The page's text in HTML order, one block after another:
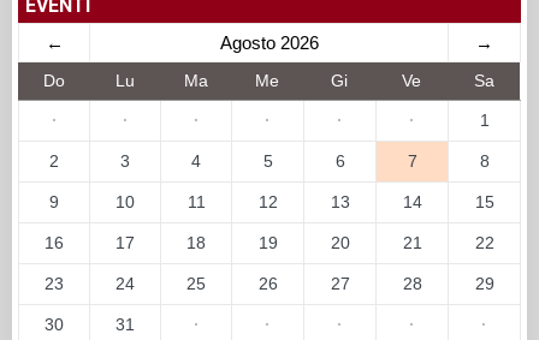
EVENTI
← Agosto 2026 →
Do Lu Ma Me Gi Ve Sa
· · · · · · 1
2 3 4 5 6 7 8
9 10 11 12 13 14 15
16 17 18 19 20 21 22
23 24 25 26 27 28 29
30 31 · · · · ·